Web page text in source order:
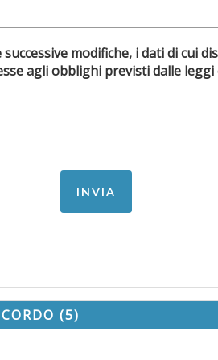
modifiche, i dati di cui
a finalità connesse agli obblighi previsti
(5)